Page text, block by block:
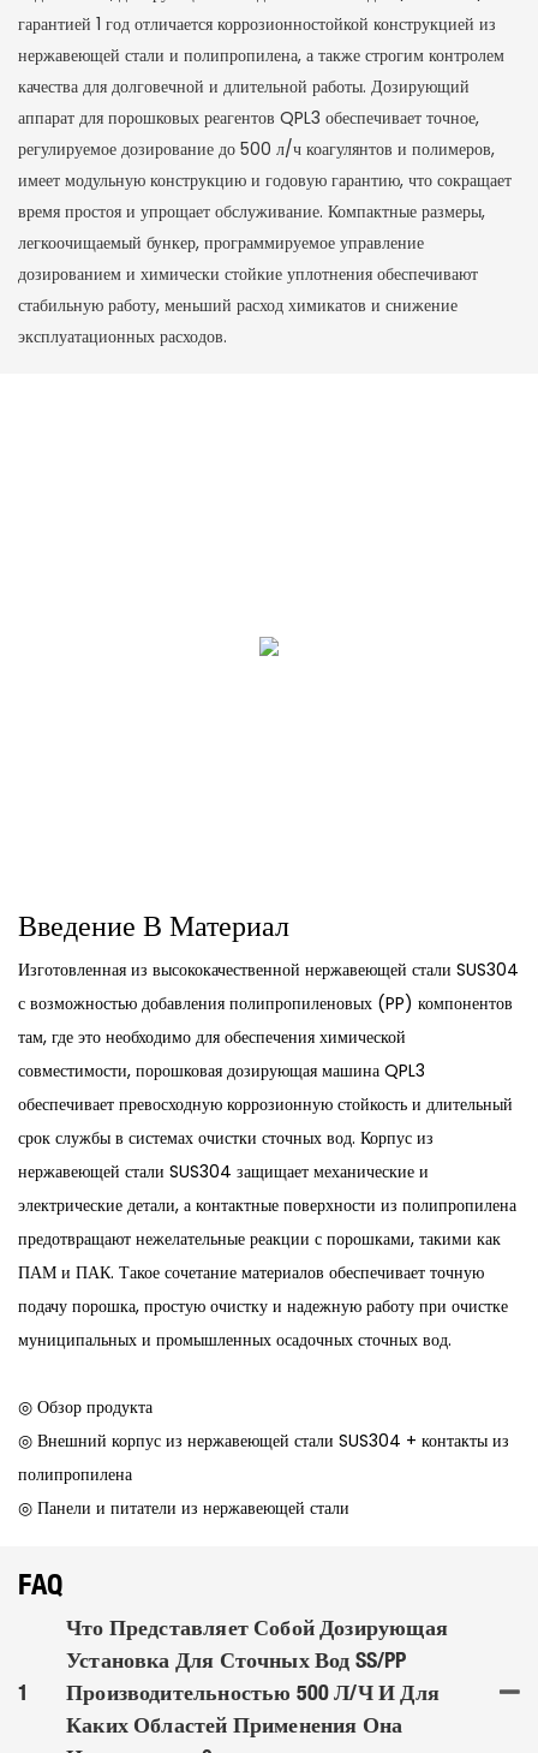
гарантией 1 год отличается коррозионностойкой конструкцией из
нержавеющей стали и полипропилена, а также строгим контролем
качества для долговечной и длительной работы. Дозирующий
аппарат для порошковых реагентов QPL3 обеспечивает точное,
регулируемое дозирование до 500 л/ч коагулянтов и полимеров,
имеет модульную конструкцию и годовую гарантию, что сокращает
время простоя и упрощает обслуживание. Компактные размеры,
легкоочищаемый бункер, программируемое управление
дозированием и химически стойкие уплотнения обеспечивают
стабильную работу, меньший расход химикатов и снижение
эксплуатационных расходов.
Введение В Материал
Изготовленная из высококачественной нержавеющей стали SUS304
с возможностью добавления полипропиленовых (PP) компонентов
там, где это необходимо для обеспечения химической
совместимости, порошковая дозирующая машина QPL3
обеспечивает превосходную коррозионную стойкость и длительный
срок службы в системах очистки сточных вод. Корпус из
нержавеющей стали SUS304 защищает механические и
электрические детали, а контактные поверхности из полипропилена
предотвращают нежелательные реакции с порошками, такими как
ПАМ и ПАК. Такое сочетание материалов обеспечивает точную
подачу порошка, простую очистку и надежную работу при очистке
муниципальных и промышленных осадочных сточных вод.
◎ Обзор продукта
◎ Внешний корпус из нержавеющей стали SUS304 + контакты из
полипропилена
◎ Панели и питатели из нержавеющей стали
FAQ
1
Что Представляет Собой Дозирующая
Установка Для Сточных Вод SS/PP
Производительностью 500 Л/ч И Для
Каких Областей Применения Она